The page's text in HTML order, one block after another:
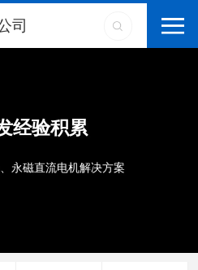
经验积累
永磁直流电机解决方案